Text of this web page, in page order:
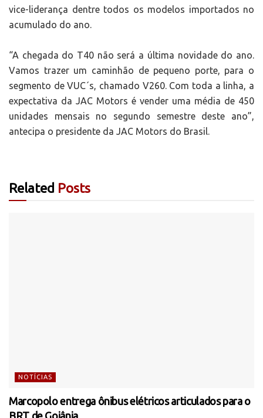
vice-liderança dentre todos os modelos importados no
acumulado do ano.
“A chegada do T40 não será a última novidade do ano.
Vamos trazer um caminhão de pequeno porte, para o
segmento de VUC´s, chamado V260. Com toda a linha, a
expectativa da JAC Motors é vender uma média de 450
unidades mensais no segundo semestre deste ano”,
antecipa o presidente da JAC Motors do Brasil.
Related Posts
NOTÍCIAS
Marcopolo entrega ônibus elétricos articulados para o
BRT de Goiânia